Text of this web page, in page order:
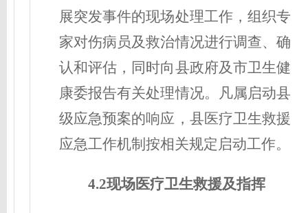
展突发事件的现场处理工作，组织专
家对伤病员及救治情况进行调查、确
认和评估，同时向县政府及市卫生健
康委报告有关处理情况。凡属启动县
级应急预案的响应，县医疗卫生救援
应急工作机制按相关规定启动工作。
4.2现场医疗卫生救援及指挥